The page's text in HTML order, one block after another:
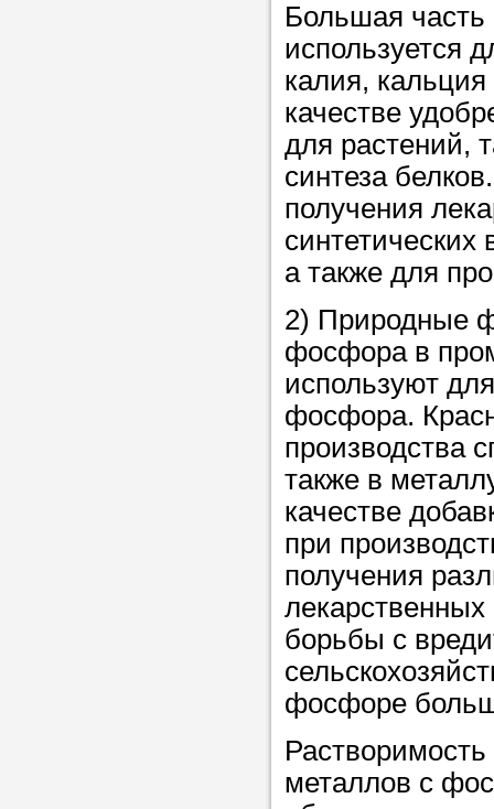
заявку на
то в поле
укажите как
чтобы мы
самого
репетитора.
Мы
в
советам,
репетитора
Совет 3.
студент-
хорошо
задачей. Он
найдет
учеником.
Большая часть
используется
калия,
качестве
для растений,
синтеза
получения
а также для
2) Природные
фосфора в
используют
фосфора.
производства
также в
качестве
при
получения
борьбы с
фосфоре
металлов с